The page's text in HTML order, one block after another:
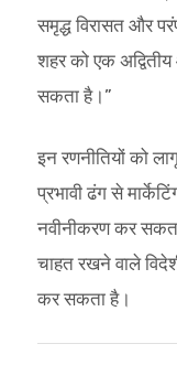
समृद्ध विरासत और
शहर को एक
सकता है।”
इन रणनीतियों को
प्रभावी ढंग से
नवीनीकरण कर
चाहत रखने वाले
कर सकता है।